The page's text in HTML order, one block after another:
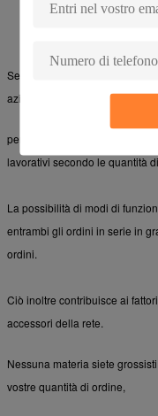
Se voleste ordinare in serie
azione, quindi non si
personalizzi per voi. Il termine
lavorativi secondo le quantità
La possibilità di modi di
entrambi gli ordini in serie in
ordini.
Ciò inoltre contribuisce ai
accessori della rete.
Nessuna materia siete
vostre quantità di ordine,